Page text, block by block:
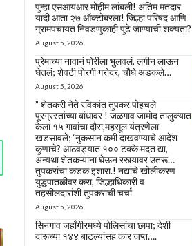
पुन्हा एसआयआर मोहीम लांबली! अंतिम मतदार
यादी आता २७ ऑक्टोबरला! जिल्हा परिषद आणि
ग्रामपंचायत निवडणुकाही पुढे जाण्याची शक्यता?
August 5, 2026
प्रेमाच्या नावानं पोरीला भुलवलं, लगीन लाऊन
घेतलं; शेवटी पोरगी गरोदर, चौघे अडकले…
August 5, 2026
” शेतकरी नेते रविकांत तुपकर पोहचले
पूरग्रस्तांच्या बांधावर ! जळगाव जामोद तालुक्यात
केला १५ गावांचा दौरा,महसूल यंत्रणेला
खडसावले; ‘नुकसान कमी दाखवण्याचे आदेश
कुणाचे? आठवड्यात १०० टक्के मदत द्या,
अन्यथा शेतकऱ्यांना घेऊन रस्त्यावर उतरू…
तुपकरांचा कडक इशारा.! नद्यांचे खोलीकरण
युद्धपातळीवर करा, जिल्हाधिकारी व
तहसीलदारांशी तुपकरांची चर्चा
August 5, 2026
सिनगाव जहाँगीरमध्ये पोलिसांचा छापा; देशी
दारूच्या १४४ बाटल्यांसह कार जप्त….